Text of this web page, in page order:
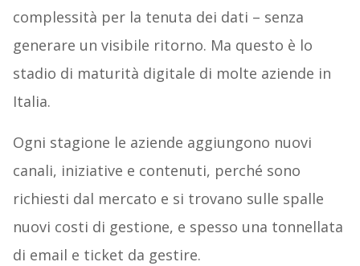
complessità per la tenuta dei dati – senza
generare un visibile ritorno. Ma questo è lo
stadio di maturità digitale di molte aziende in
Italia.
Ogni stagione le aziende aggiungono nuovi
canali, iniziative e contenuti, perché sono
richiesti dal mercato e si trovano sulle spalle
nuovi costi di gestione, e spesso una tonnellata
di email e ticket da gestire.